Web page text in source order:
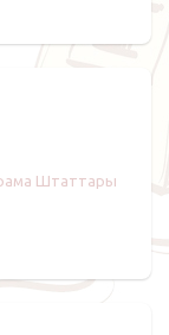
Штаттары